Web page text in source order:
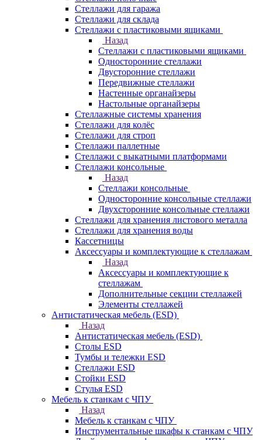
Стеллажи для гаража
Стеллажи для склада
Стеллажи с пластиковыми ящиками
Назад
Стеллажи с пластиковыми ящиками
Односторонние стеллажи
Двусторонние стеллажи
Передвижные стеллажи
Настенные органайзеры
Настольные органайзеры
Стеллажные системы хранения
Стеллажи для колёс
Стеллажи для строп
Стеллажи паллетные
Стеллажи с выкатными платформами
Стеллажи консольные
Назад
Стеллажи консольные
Односторонние консольные стеллажи
Двухсторонние консольные стеллажи
Стеллажи для хранения листового металла
Стеллажи для хранения воды
Кассетницы
Аксесcуары и комплектующие к стеллажам
Назад
Аксесcуары и комплектующие к
стеллажам
Дополнительные секции стеллажей
Элементы стеллажей
Антистатическая мебель (ESD)
Назад
Антистатическая мебель (ESD)
Столы ESD
Тумбы и тележки ESD
Стеллажи ESD
Стойки ESD
Стулья ESD
Мебель к станкам с ЧПУ
Назад
Мебель к станкам с ЧПУ
Инструментальные шкафы к станкам с ЧПУ